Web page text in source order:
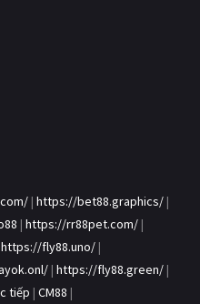
| https://bet88.graphics/ |
| https://rr88pet.com/ |
https://fly88.uno/ |
| https://fly88.green/ |
tiếp | CM88 |